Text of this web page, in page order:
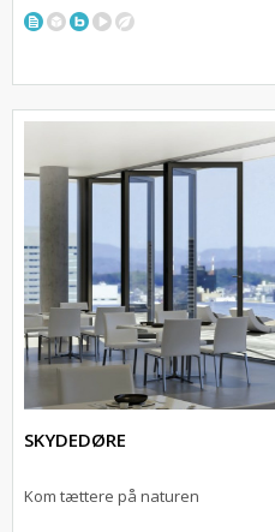
SKYDEDØRE
Kom tættere på naturen